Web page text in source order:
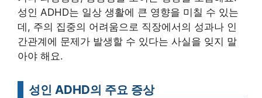
성인 ADHD는 일상 생활에 큰 영향을 미칠 수 있는
데, 주의 집중의 어려움으로 직장에서의 성과나 인
간관계에 문제가 발생할 수 있다는 사실을 잊지 말
아야 해요.
성인 ADHD의 주요 증상